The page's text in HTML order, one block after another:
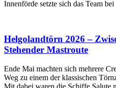
Innenförde setzte sich das Team bei
Helgolandtörn 2026 –
Stehender Mastroute
Ende Mai machten sich mehrere
Weg zu einem der klassischen